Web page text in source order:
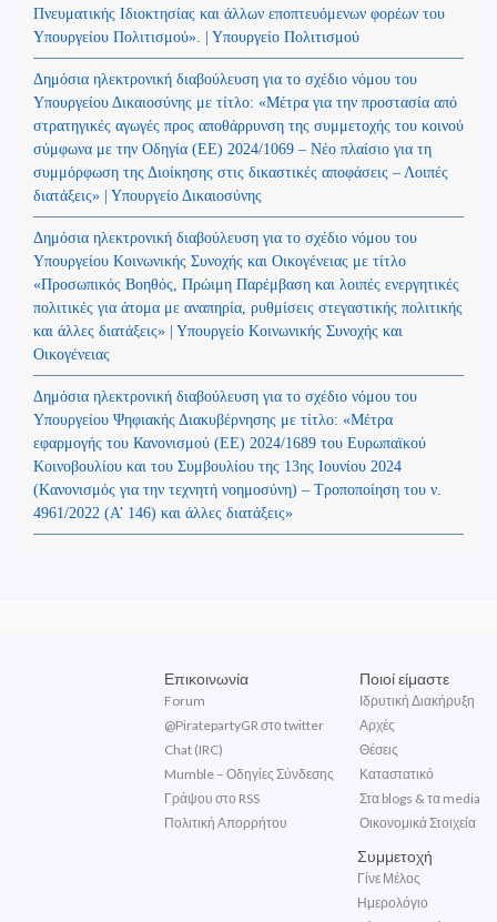
Πνευματικής Ιδιοκτησίας και άλλων εποπτευόμενων φορέων του
Υπουργείου Πολιτισμού». | Υπουργείο Πολιτισμού
Δημόσια ηλεκτρονική διαβούλευση για το σχέδιο νόμου του
Υπουργείου Δικαιοσύνης με τίτλο: «Μέτρα για την προστασία από
στρατηγικές αγωγές προς αποθάρρυνση της συμμετοχής του κοινού
σύμφωνα με την Οδηγία (ΕΕ) 2024/1069 – Νέο πλαίσιο για τη
συμμόρφωση της Διοίκησης στις δικαστικές αποφάσεις – Λοιπές
διατάξεις» | Υπουργείο Δικαιοσύνης
Δημόσια ηλεκτρονική διαβούλευση για το σχέδιο νόμου του
Υπουργείου Κοινωνικής Συνοχής και Οικογένειας με τίτλο
«Προσωπικός Βοηθός, Πρώιμη Παρέμβαση και λοιπές ενεργητικές
πολιτικές για άτομα με αναπηρία, ρυθμίσεις στεγαστικής πολιτικής
και άλλες διατάξεις» | Υπουργείο Κοινωνικής Συνοχής και
Οικογένειας
Δημόσια ηλεκτρονική διαβούλευση για το σχέδιο νόμου του
Υπουργείου Ψηφιακής Διακυβέρνησης με τίτλο: «Μέτρα
εφαρμογής του Κανονισμού (ΕΕ) 2024/1689 του Ευρωπαϊκού
Κοινοβουλίου και του Συμβουλίου της 13ης Ιουνίου 2024
(Kανονισμός για την τεχνητή νοημοσύνη) – Τροποποίηση του ν.
4961/2022 (Α’ 146) και άλλες διατάξεις»
Επικοινωνία
Forum
@PiratepartyGR στο twitter
Chat (IRC)
Mumble – Οδηγίες Σύνδεσης
Γράψου στο RSS
Πολιτική Απορρήτου
Ποιοί είμαστε
Ιδρυτική Διακήρυξη
Αρχές
Θέσεις
Καταστατικό
Στα blogs & τα media
Οικονομικά Στοιχεία
Συμμετοχή
Γίνε Μέλος
Ημερολόγιο